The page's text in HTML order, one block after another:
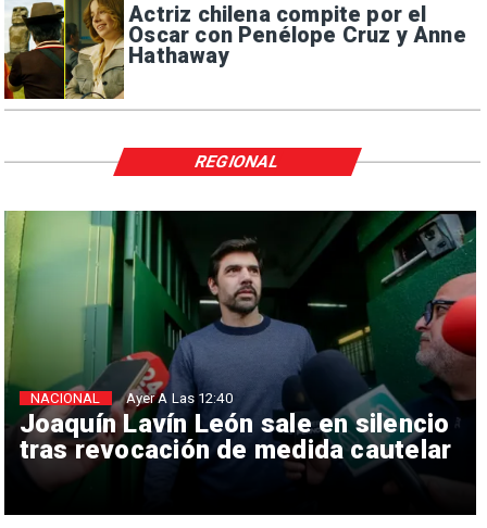
Actriz chilena compite por el
Oscar con Penélope Cruz y Anne
Hathaway
Joaquín Lavín León sale en silencio
tras revocación de medida cautelar
NACIONAL Ayer A Las 12:40
REGIONAL